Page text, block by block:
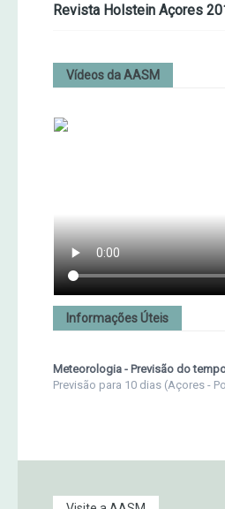
Revista Holstein Açores
Vídeos da AASM
Informações Úteis
Meteorologia - Previsão do
Previsão para 10 dias (Açores -